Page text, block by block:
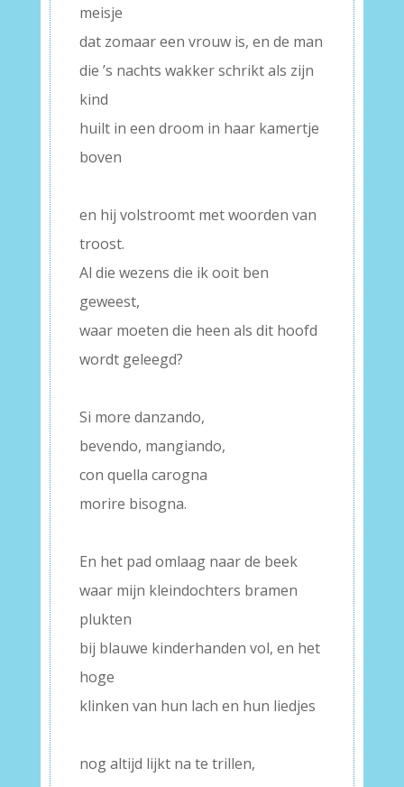
meisje
dat zomaar een vrouw is, en de man
die ’s nachts wakker schrikt als zijn
kind
huilt in een droom in haar kamertje
boven
en hij volstroomt met woorden van
troost.
Al die wezens die ik ooit ben
geweest,
waar moeten die heen als dit hoofd
wordt geleegd?
Si more danzando,
bevendo, mangiando,
con quella carogna
morire bisogna.
En het pad omlaag naar de beek
waar mijn kleindochters bramen
plukten
bij blauwe kinderhanden vol, en het
hoge
klinken van hun lach en hun liedjes
nog altijd lijkt na te trillen,